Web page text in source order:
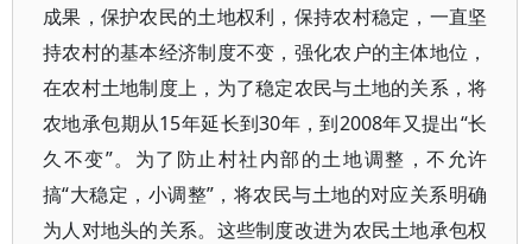
成果，保护农民的土地权利，保持农村稳定，一直坚
持农村的基本经济制度不变，强化农户的主体地位，
在农村土地制度上，为了稳定农民与土地的关系，将
农地承包期从15年延长到30年，到2008年又提出“长
久不变”。为了防止村社内部的土地调整，不允许
搞“大稳定，小调整”，将农民与土地的对应关系明确
为人对地头的关系。这些制度改进为农民土地承包权